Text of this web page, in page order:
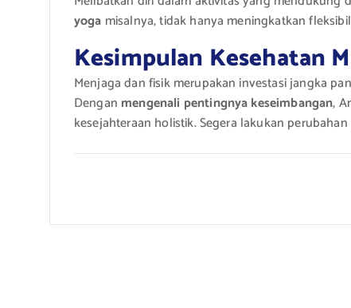
yoga misalnya, tidak hanya meningkatkan
Kesimpulan Kesehatan
Menjaga dan fisik merupakan investasi jangka
Dengan mengenali pentingnya keseimbangan,
kesejahteraan holistik. Segera lakukan